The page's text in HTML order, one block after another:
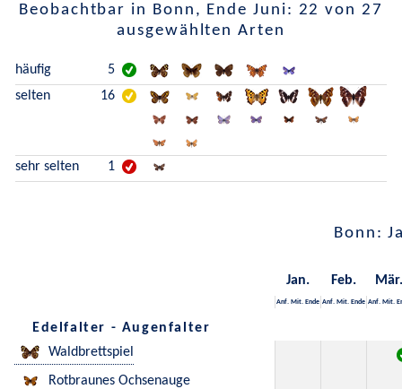
Beobachtbar in Bonn, Ende Juni: 22 von 27
ausgewählten Arten
häufig
5
selten
16
sehr selten 1
Bonn:
Jan. Feb. Mär.
Anf. Mit. Ende Anf. Mit. Ende Anf. Mit.
Edelfalter - Augenfalter
Waldbrettspiel
Rotbraunes Ochsenauge